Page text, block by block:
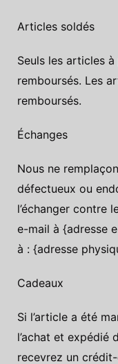
Articles soldés
Seuls les articles
remboursés. Les
remboursés.
Échanges
Nous ne
défectueux ou
l’échanger contre
e-mail à {adresse
à : {adresse
Cadeaux
Si l’article a été
l’achat et expédié
recevrez un